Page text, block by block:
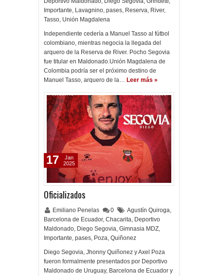
Importante, Lavagnino, pases, Reserva, River,
Tasso, Unión Magdalena
Independiente cedería a Manuel Tasso al fútbol
colombiano, mientras negocia la llegada del
arquero de la Reserva de River. Pocho Segovia
fue titular en Maldonado.Unión Magdalena de
Colombia podría ser el próximo destino de
Manuel Tasso, arquero de la… Leer más »
Oficializados
Emiliano Penelas 0 Agustín Quiroga,
Barcelona de Ecuador, Chacarita, Deportivo
Maldonado, Diego Segovia, Gimnasia MDZ,
Importante, pases, Poza, Quiñonez
Diego Segovia, Jhonny Quiñonez y Axel Poza
fueron formalmente presentados por Deportivo
Maldonado de Uruguay, Barcelona de Ecuador y
17
Jan
2025